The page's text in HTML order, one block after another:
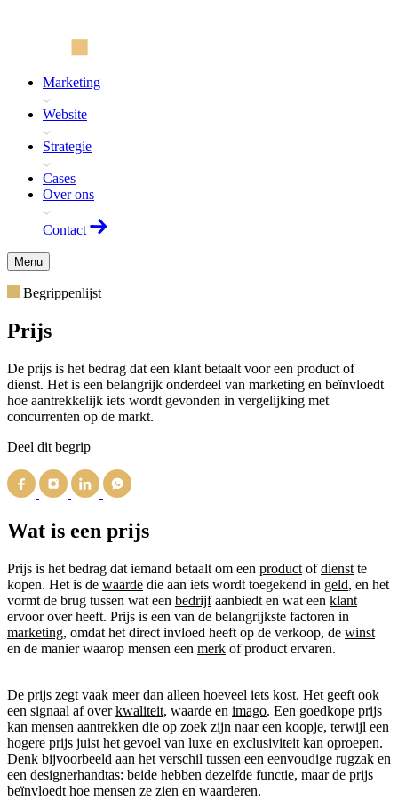
Marketing
Website
Strategie
Cases
Over ons
Contact
Menu
Begrippenlijst
Prijs
De prijs is het bedrag dat een klant betaalt voor een product of
dienst. Het is een belangrijk onderdeel van marketing en beïnvloedt
hoe aantrekkelijk iets wordt gevonden in vergelijking met
concurrenten op de markt.
Deel dit begrip
Wat is een prijs
Prijs is het bedrag dat iemand betaalt om een product ofdienst te
kopen. Het is de waarde die aan iets wordt toegekend in geld, en het
vormt de brug tussen wat een bedrijfaanbiedt en wat een klant
ervoor over heeft. Prijs is een van de belangrijkste factoren in
marketing, omdat het direct invloed heeft op de verkoop, de winst
en de manier waarop mensen een merk of product ervaren.
De prijs zegt vaak meer dan alleen hoeveel iets kost. Het geeft ook
een signaal af overkwaliteit, waarde en imago. Een goedkope prijs
kan mensen aantrekken die op zoek zijn naar een koopje, terwijl een
hogere prijs juist het gevoel van luxe en exclusiviteit kan oproepen.
Denk bijvoorbeeld aan het verschil tussen een eenvoudige rugzak en
een designerhandtas: beide hebben dezelfde functie, maar de prijs
beïnvloedt hoe mensen ze zien en waarderen.